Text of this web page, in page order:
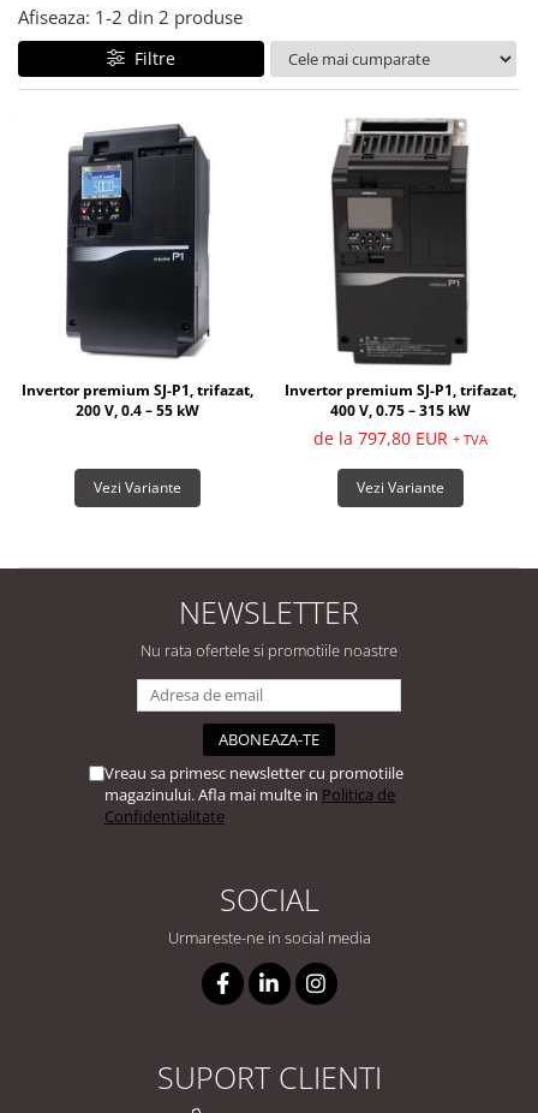
Afiseaza: 1-2 din 2 produse
Filtre
Invertor premium SJ-P1, trifazat,
200 V, 0.4 – 55 kW
Vezi Variante
Invertor premium SJ-P1, trifazat,
400 V, 0.75 – 315 kW
de la 797,80 EUR + TVA
Vezi Variante
NEWSLETTER
Nu rata ofertele si promotiile noastre
Vreau sa primesc newsletter cu promotiile
magazinului. Afla mai multe in Politica de
Confidentialitate
SOCIAL
Urmareste-ne in social media
SUPORT CLIENTI